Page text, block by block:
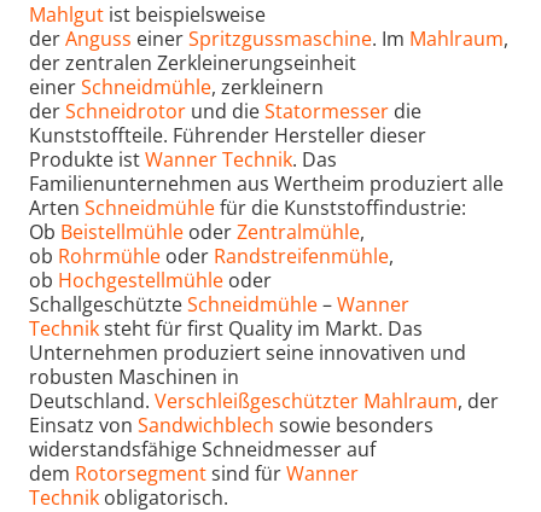
Mahlgut ist beispielsweise
derAnguss einerSpritzgussmaschine. Im Mahlraum,
der zentralen Zerkleinerungseinheit
einerSchneidmühle, zerkleinern
derSchneidrotor und dieStatormesser die
Kunststoffteile. Führender Hersteller dieser
Produkte istWanner Technik. Das
Familienunternehmen aus Wertheim produziert alle
Arten Schneidmühlefür die Kunststoffindustrie:
Ob Beistellmühle oderZentralmühle,
ob Rohrmühle oder Randstreifenmühle,
ob Hochgestellmühle oder
SchallgeschützteSchneidmühle–Wanner
Techniksteht für first Quality im Markt. Das
Unternehmen produziert seine innovativen und
robusten Maschinen in
Deutschland. Verschleißgeschützter Mahlraum, der
Einsatz von Sandwichblech sowie besonders
widerstandsfähige Schneidmesser auf
dem Rotorsegmentsind fürWanner
Technik obligatorisch.